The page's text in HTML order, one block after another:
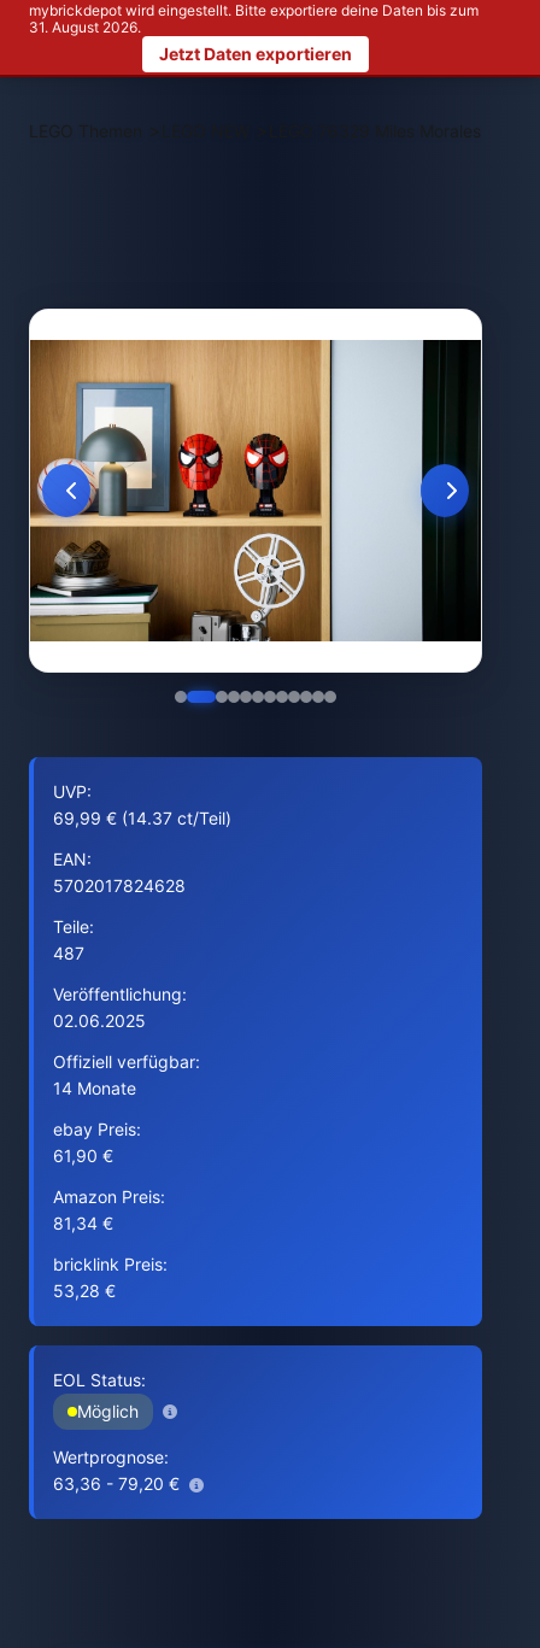
mybrickdepot wird eingestellt. Bitte exportiere deine Daten bis zum
31. August 2026.
Jetzt Daten exportieren
LEGO Themen > LEGO 76329 Miles Morales' Maske
UVP:
69,99 € (14.37 ct/Teil)
EAN:
5702017824628
Teile:
487
Veröffentlichung:
02.06.2025
Offiziell verfügbar:
14 Monate
ebay Preis:
61,90 €
Amazon Preis:
81,34 €
bricklink Preis:
53,28 €
EOL Status:
Möglich
Wertprognose:
63,36 - 79,20 €